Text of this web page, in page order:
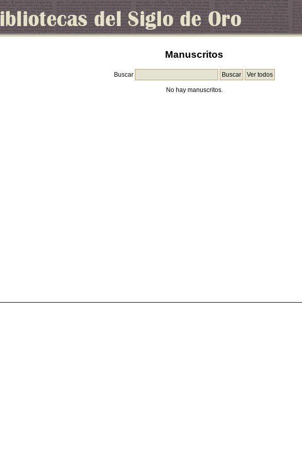
Manuscritos
Buscar
No hay manuscritos.